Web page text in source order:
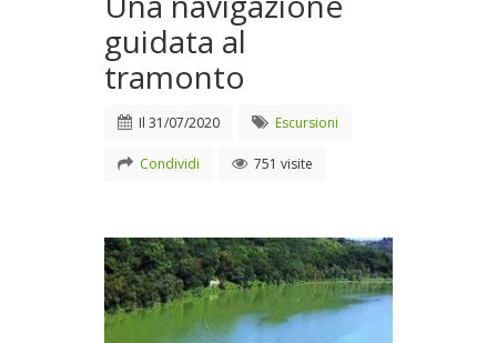
guidata al
tramonto
Il 31/07/2020 Escursioni
Condividi 751 visite